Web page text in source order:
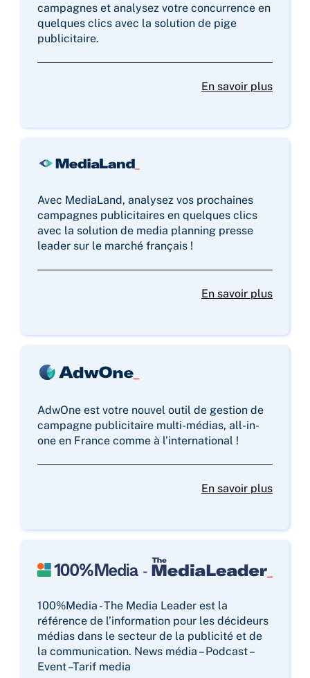
campagnes et analysez votre concurrence en
quelques clics avec la solution de pige
publicitaire.
En savoir plus
Avec MediaLand, analysez vos prochaines
campagnes publicitaires en quelques clics
avec la solution de media planning presse
leader sur le marché français !
En savoir plus
AdwOne est votre nouvel outil de gestion de
campagne publicitaire multi-médias, all-in-
one en France comme à l’international !​
En savoir plus
100%Media - The Media Leader est la
référence de l’information pour les décideurs
médias dans le secteur de la publicité et de
la communication. News média – Podcast –
Event –Tarif media